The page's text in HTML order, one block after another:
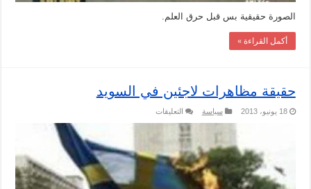
الصورة حقيقية بس قبل حرق العلم.
أكمل القراءة »
حقيقة مظاهرات لاجئين في السويد
18 يونيو، 2013 سياسة التعليقات
السويد
مغلقة